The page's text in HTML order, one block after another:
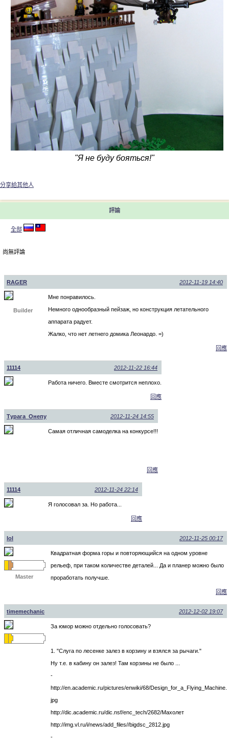
"Я не буду бояться!"
分享給其他人
評論
全部
尚無評論
RAGER 2012-11-19 14:40
Builder
Мне понравилось.
Немного однообразный пейзаж, но конструкция летательного
аппарата радует.
Жалко, что нет летнего домика Леонардо. =)
回應
11114 2012-11-22 16:44
Работа ничего. Вместе смотрится неплохо.
回應
Турага_Онепу 2012-11-24 14:55
Самая отличная самоделка на конкурсе!!!
回應
11114 2012-11-24 22:14
Я голосовал за. Но работа...
回應
lol 2012-11-25 00:17
Master
Квадратная форма горы и повторяющийся на одном уровне
рельеф, при таком количестве деталей... Да и планер можно было
проработать получше.
回應
timemechanic 2012-12-02 19:07
За юмор можно отдельно голосовать?
1. "Слуга по лесенке залез в корзину и взялся за рычаги."
Ну т.е. в кабину он залез! Там корзины не было ...
-
http://en.academic.ru/pictures/enwiki/68/Design_for_a_Flying_Machine.
jpg
http://dic.academic.ru/dic.nsf/enc_tech/2682/Махолет
http://img.vl.ru/i/news/add_files//bigdsc_2812.jpg
-